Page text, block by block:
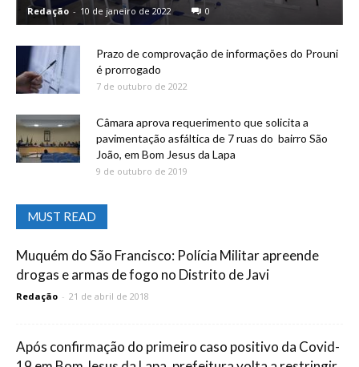
Redação - 10 de janeiro de 2022 0
Prazo de comprovação de informações do Prouni
é prorrogado
7 de outubro de 2022
Câmara aprova requerimento que solicita a
pavimentação asfáltica de 7 ruas do bairro São
João, em Bom Jesus da Lapa
9 de outubro de 2019
MUST READ
Muquém do São Francisco: Polícia Militar apreende
drogas e armas de fogo no Distrito de Javi
Redação - 21 de abril de 2018
Após confirmação do primeiro caso positivo da Covid-